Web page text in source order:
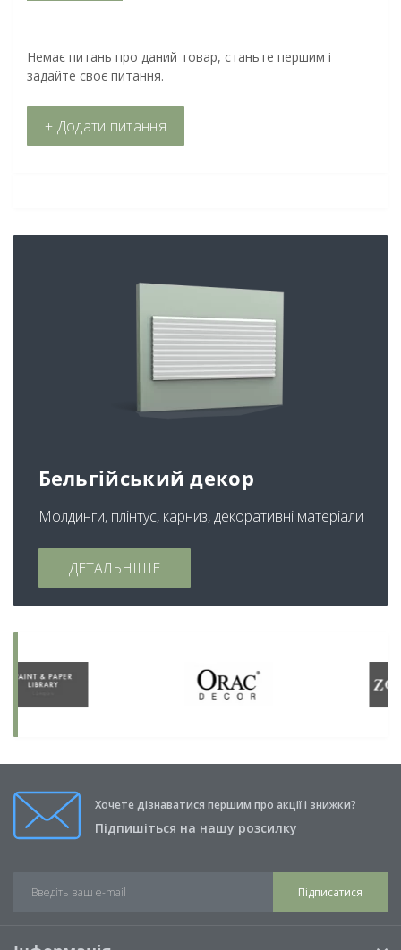
Немає питань про даний товар, станьте першим і
задайте своє питання.
+ Додати питання
Бельгійський декор
Молдинги, плінтус, карниз, декоративні матеріали
ДЕТАЛЬНІШЕ
Хочете дізнаватися першим про акції і знижки?
Підпишіться на нашу розсилку
Підписатися